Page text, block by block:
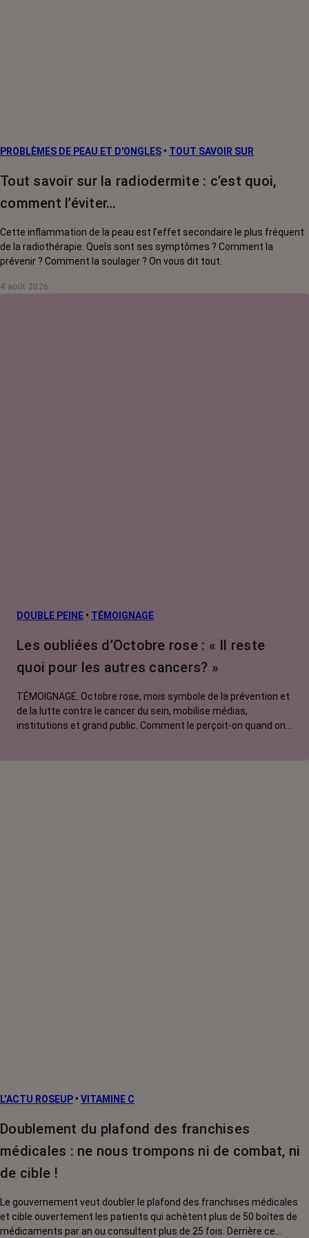
PROBLÈMES DE PEAU ET D'ONGLES • TOUT SAVOIR SUR
Tout savoir sur la radiodermite : c’est quoi,
comment l’éviter…
Cette inflammation de la peau est l’effet secondaire le plus fréquent
de la radiothérapie. Quels sont ses symptômes ? Comment la
prévenir ? Comment la soulager ? On vous dit tout.
4 août 2026
DOUBLE PEINE • TÉMOIGNAGE
Les oubliées d’Octobre rose : « Il reste
quoi pour les autres cancers? »
TÉMOIGNAGE. Octobre rose, mois symbole de la prévention et
de la lutte contre le cancer du sein, mobilise médias,
institutions et grand public. Comment le perçoit-on quand on
L’ACTU ROSEUP • VITAMINE C
Doublement du plafond des franchises
médicales : ne nous trompons ni de combat, ni
de cible !
Le gouvernement veut doubler le plafond des franchises médicales
et cible ouvertement les patients qui achètent plus de 50 boîtes de
médicaments par an ou consultent plus de 25 fois. Derrière ce